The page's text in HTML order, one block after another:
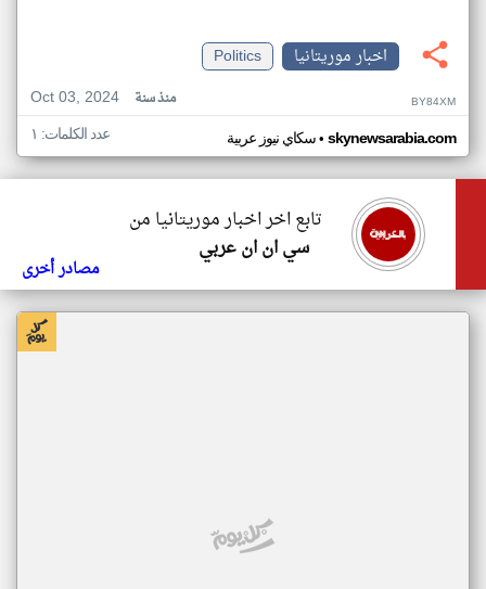
اخبار موريتانيا
Politics
Oct 03, 2024
منذ سنة BY84XM
سكاي نيوز عربية• skynewsarabia.com عدد الكلمات: ١
تابع اخر اخبار موريتانيا من
سي ان ان عربي
مصادر أخرى